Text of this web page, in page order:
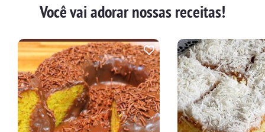
Você vai adorar nossas receitas!